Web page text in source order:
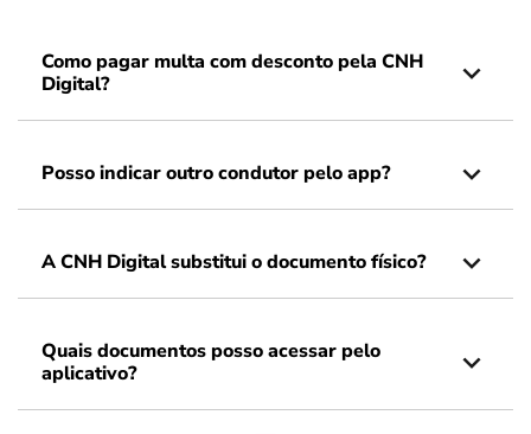
Como pagar multa com desconto pela CNH
Digital?
Posso indicar outro condutor pelo app?
A CNH Digital substitui o documento físico?
Quais documentos posso acessar pelo
aplicativo?